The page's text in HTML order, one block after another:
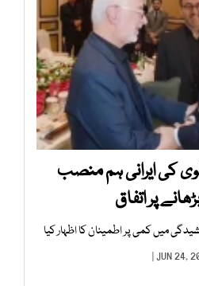
کی ایرانی ہم منصب
پر اتفاق
میں کمی پر اطمینان کا اظہار کیا